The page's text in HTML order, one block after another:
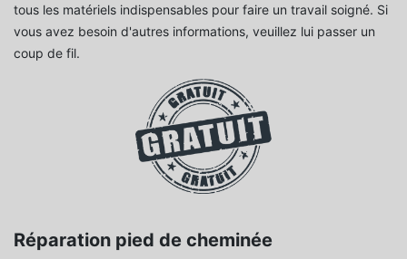
tous les matériels indispensables pour faire un travail soigné. Si
vous avez besoin d'autres informations, veuillez lui passer un
coup de fil.
Réparation pied de cheminée